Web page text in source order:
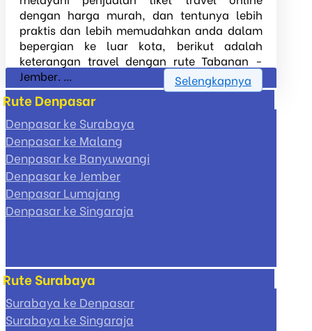
dengan harga murah, dan tentunya lebih
praktis dan lebih memudahkan anda dalam
bepergian ke luar kota, berikut adalah
keterangan travel dengan rute Tabanan -
Jember. ...
Selengkapnya
Rute Denpasar
Denpasar ke Surabaya
Denpasar ke Malang
Denpasar ke Banyuwangi
Denpasar ke Jember
Denpasar Lumajang
Denpasar ke Singaraja
Rute Surabaya
Surabaya ke Denpasar
Surabaya ke Singaraja